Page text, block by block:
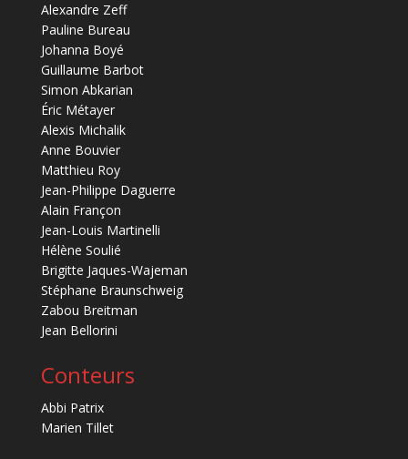
Alexandre Zeff
Pauline Bureau
Johanna Boyé
Guillaume Barbot
Simon Abkarian
Éric Métayer
Alexis Michalik
Anne Bouvier
Matthieu Roy
Jean-Philippe Daguerre
Alain Françon
Jean-Louis Martinelli
Hélène Soulié
Brigitte Jaques-Wajeman
Stéphane Braunschweig
Zabou Breitman
Jean Bellorini
Conteurs
Abbi Patrix
Marien Tillet